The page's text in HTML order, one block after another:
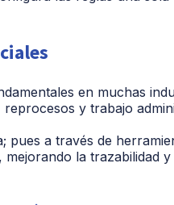
en muchas
y trabajo
pues a través de
la trazabilidad